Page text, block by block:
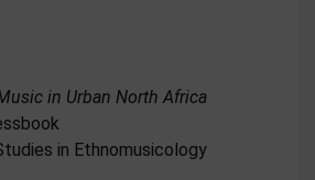
in Urban North Africa
in Ethnomusicology